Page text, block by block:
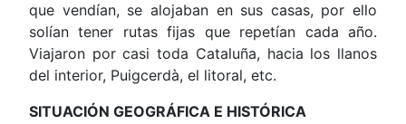
que vendían, se alojaban en sus casas, por ello
solían tener rutas fijas que repetían cada año.
Viajaron por casi toda Cataluña, hacia los llanos
del interior, Puigcerdà, el litoral, etc.
SITUACIÓN GEOGRÁFICA E HISTÓRICA